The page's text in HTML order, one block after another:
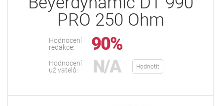
PRO 250 Ohm
Hodnocení
redakce:
90%
Hodnocení
uživatelů:
N/A Hodnotit